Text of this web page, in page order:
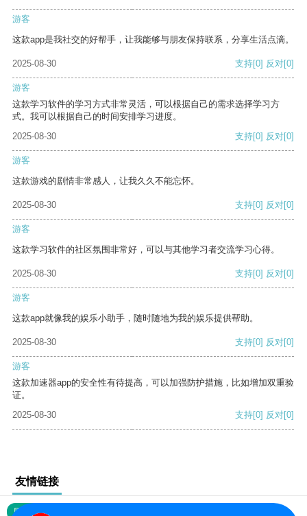
游客
这款app是我社交的好帮手，让我能够与朋友保持联系，分享生活点滴。
2025-08-30 支持[0] 反对[0]
游客
这款学习软件的学习方式非常灵活，可以根据自己的需求选择学习方
式。我可以根据自己的时间安排学习进度。
2025-08-30
支持[0] 反对[0]
游客
这款游戏的剧情非常感人，让我久久不能忘怀。
2025-08-30 支持[0] 反对[0]
游客
这款学习软件的社区氛围非常好，可以与其他学习者交流学习心得。
2025-08-30 支持[0] 反对[0]
游客
这款app就像我的娱乐小助手，随时随地为我的娱乐提供帮助。
2025-08-30 支持[0] 反对[0]
游客
这款加速器app的安全性有待提高，可以加强防护措施，比如增加双重验
证。
2025-08-30
支持[0] 反对[0]
友情链接
网站地图